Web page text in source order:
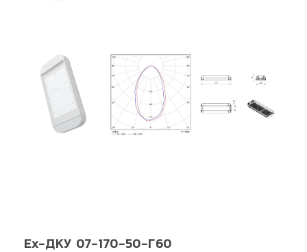
Ex-ДКУ 07-170-50-Г60